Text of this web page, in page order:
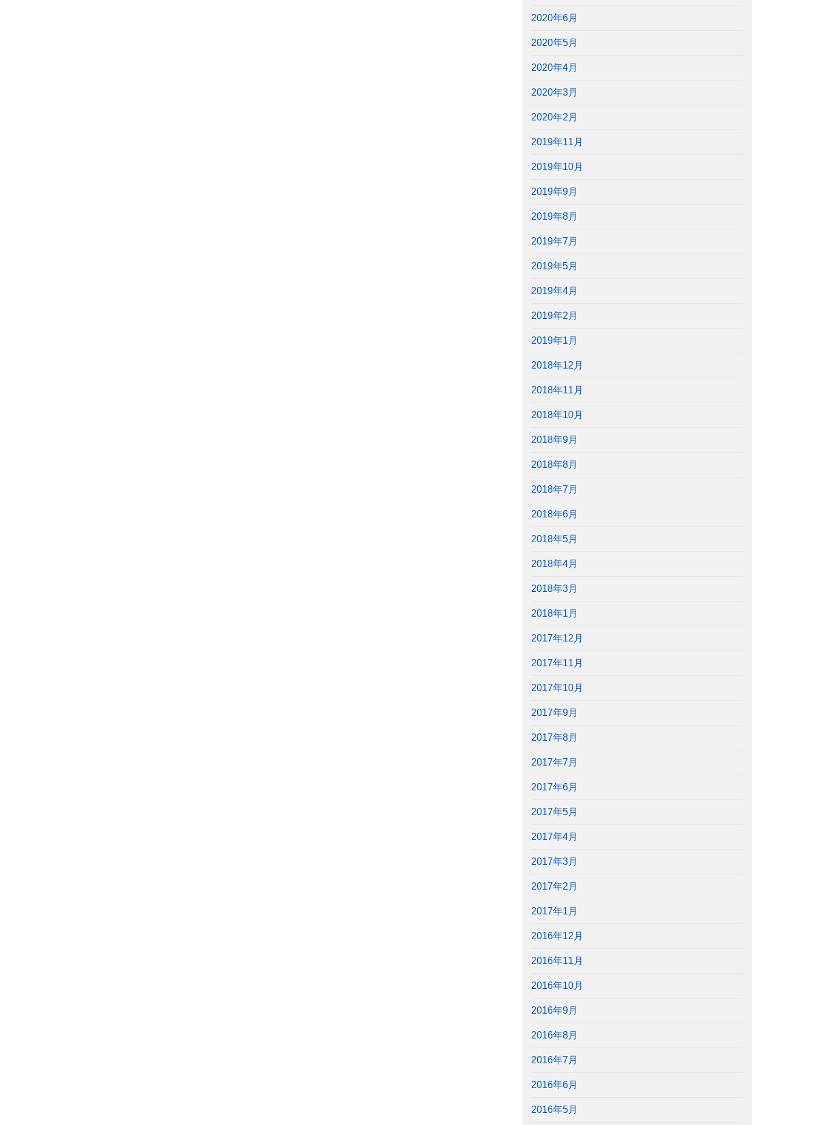
2020年6月
2020年5月
2020年4月
2020年3月
2020年2月
2019年11月
2019年10月
2019年9月
2019年8月
2019年7月
2019年5月
2019年4月
2019年2月
2019年1月
2018年12月
2018年11月
2018年10月
2018年9月
2018年8月
2018年7月
2018年6月
2018年5月
2018年4月
2018年3月
2018年1月
2017年12月
2017年11月
2017年10月
2017年9月
2017年8月
2017年7月
2017年6月
2017年5月
2017年4月
2017年3月
2017年2月
2017年1月
2016年12月
2016年11月
2016年10月
2016年9月
2016年8月
2016年7月
2016年6月
2016年5月